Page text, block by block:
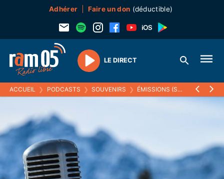
Adhérer Faire un don (déductible)
Play
LE DIRECT
ACCUEIL ❯ PODCASTS ❯ SOUVENIRS ❯ ÉMISSIONS (SOUVENIRS) ❯